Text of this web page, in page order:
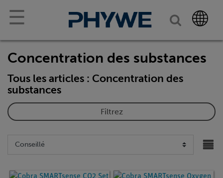
☰
Concentration des substances
Tous les articles : Concentration des
substances
Filtrez